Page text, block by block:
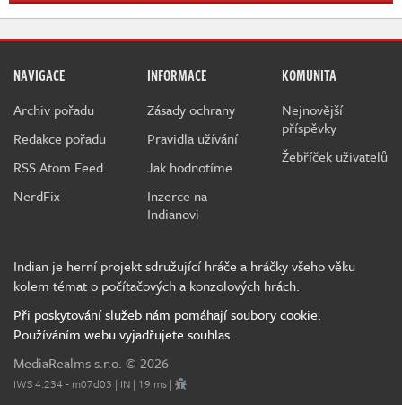
NAVIGACE
Archiv pořadu
Redakce pořadu
RSS Atom Feed
NerdFix
INFORMACE
Zásady ochrany
Pravidla užívání
Jak hodnotíme
Inzerce na
Indianovi
KOMUNITA
Nejnovější
příspěvky
Žebříček uživatelů
Indian je herní projekt sdružující hráče a hráčky všeho věku
kolem témat o počítačových a konzolových hrách.
Při poskytování služeb nám pomáhají soubory cookie.
Používáním webu vyjadřujete souhlas.
MediaRealms s.r.o. © 2026
IWS 4.234 - m07d03 | IN | 19 ms |